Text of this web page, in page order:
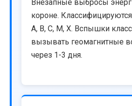
Внезапные выбросы
короне.
A, B, C, M, X. Вспышки
вызывать геомагнитные
через 1-3 дня.